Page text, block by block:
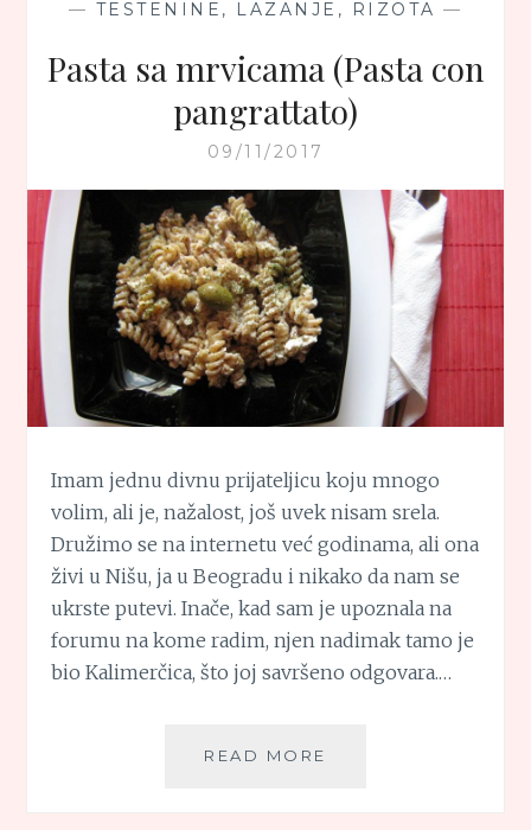
— TESTENINE, LAZANJE, RIZOTA —
Pasta sa mrvicama (Pasta con
pangrattato)
09/11/2017
Imam jednu divnu prijateljicu koju mnogo
volim, ali je, nažalost, još uvek nisam srela.
Družimo se na internetu već godinama, ali ona
živi u Nišu, ja u Beogradu i nikako da nam se
ukrste putevi. Inače, kad sam je upoznala na
forumu na kome radim, njen nadimak tamo je
bio Kalimerčica, što joj savršeno odgovara.…
READ MORE